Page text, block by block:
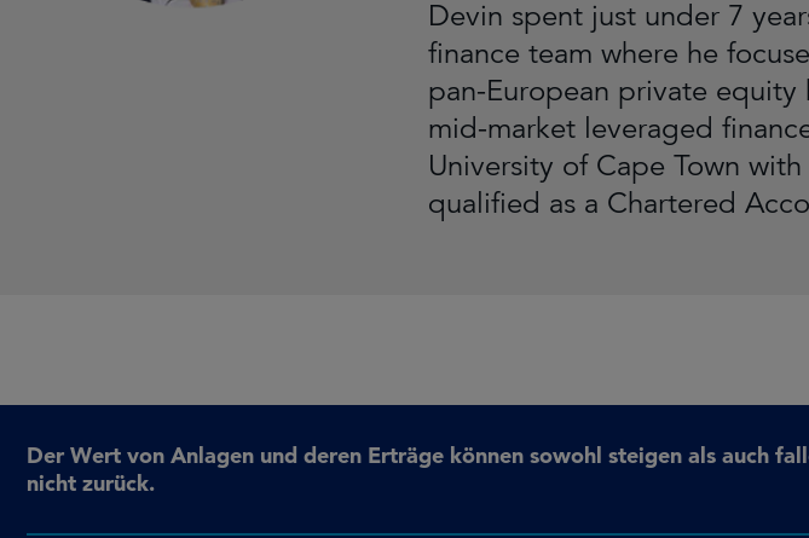
Devin spent just under 7
finance team where he
pan-European private
mid-market leveraged
University of Cape Town
qualified as a Chartered
Der Wert von Anlagen und deren Erträge können sowohl steigen als auch
nicht zurück.